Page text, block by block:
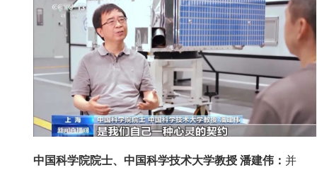
中国科学院院士、中国科学技术大学教授 潘建伟： 并